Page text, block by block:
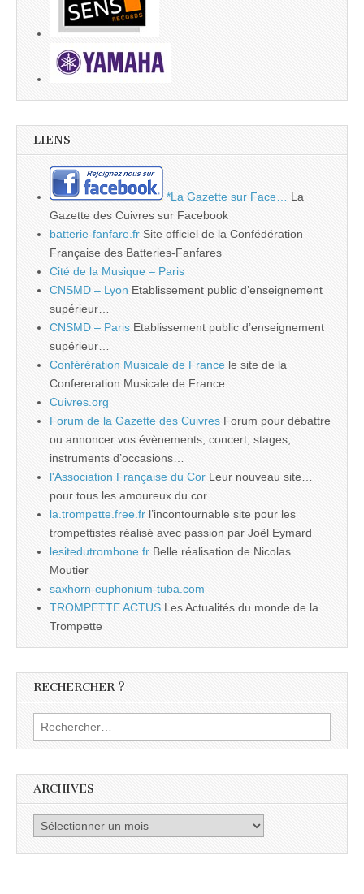
LIENS
*La Gazette sur Face…
La
Gazette des Cuivres sur Facebook
batterie-fanfare.fr Site officiel de la Confédération
Française des Batteries-Fanfares
Cité de la Musique – Paris
CNSMD – Lyon Etablissement public d’enseignement
supérieur…
CNSMD – Paris Etablissement public d’enseignement
supérieur…
Conférération Musicale de France le site de la
Confereration Musicale de France
Cuivres.org
Forum de la Gazette des Cuivres Forum pour débattre
ou annoncer vos évènements, concert, stages,
instruments d’occasions…
l'Association Française du Cor Leur nouveau site…
pour tous les amoureux du cor…
la.trompette.free.fr l’incontournable site pour les
trompettistes réalisé avec passion par Joël Eymard
lesitedutrombone.fr Belle réalisation de Nicolas
Moutier
saxhorn-euphonium-tuba.com
TROMPETTE ACTUS Les Actualités du monde de la
Trompette
RECHERCHER ?
Rechercher :
ARCHIVES
Archives